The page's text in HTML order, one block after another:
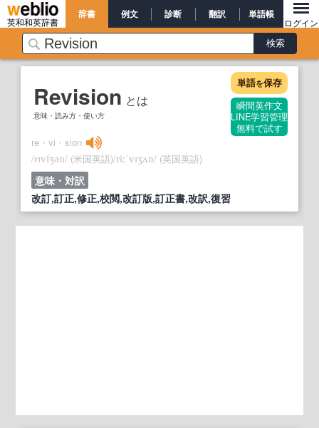
英和和英辞書
辞書 例文 診断 翻訳 単語帳
ログイン
Revision とは
意味・読み方・使い方
単語を保存
瞬間英作文
LINE学習管理
無料で試す
re・vi・sion
/rɪvíʒən/ (米国英語)/ri:ˈvɪʒʌn/ (英国英語)
意味・対訳
改訂,訂正,修正,校閲,改訂版,訂正書,改訳,復習